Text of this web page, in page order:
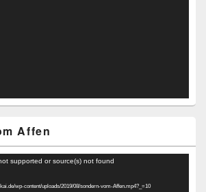
Affen
supported or source(s) not found
wp-content/uploads/2019/08/sondern-vom-Affen.mp4?_=10